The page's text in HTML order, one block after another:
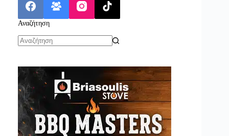
Αναζήτηση